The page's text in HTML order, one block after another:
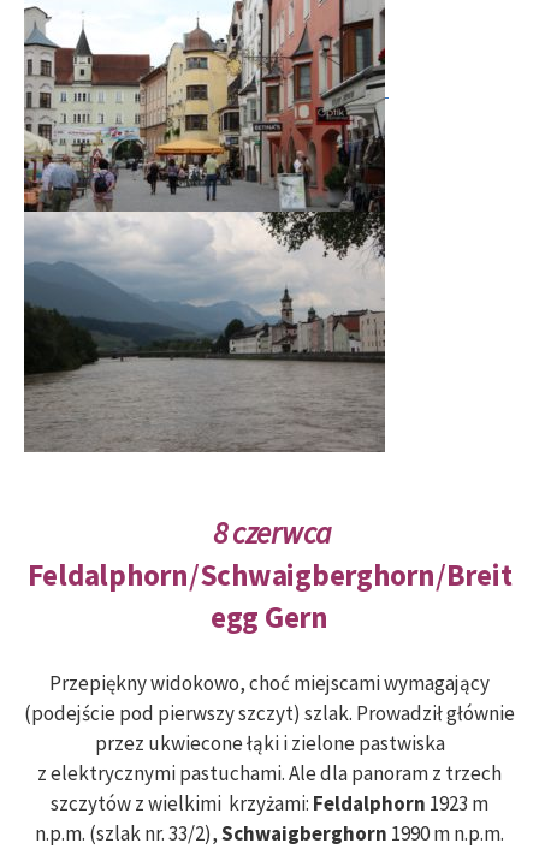
8 czerwca
Feldalphorn/Schwaigberghorn/Breit
egg Gern
Przepiękny widokowo, choć miejscami wymagający
(podejście pod pierwszy szczyt) szlak. Prowadził głównie
przez ukwiecone łąki i zielone pastwiska
z elektrycznymi pastuchami. Ale dla panoram z trzech
szczytów z wielkimi krzyżami: Feldalphorn 1923 m
n.p.m. (szlak nr. 33/2),Schwaigberghorn 1990 m n.p.m.